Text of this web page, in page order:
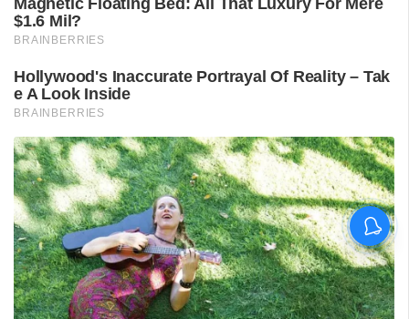
ശ്രീലങ്കൻ പര്യടനം:
ഇന്ത്യയുടെ സന്നാഹ
മത്സരത്തിന് ഇന്ന് തുടക്കം